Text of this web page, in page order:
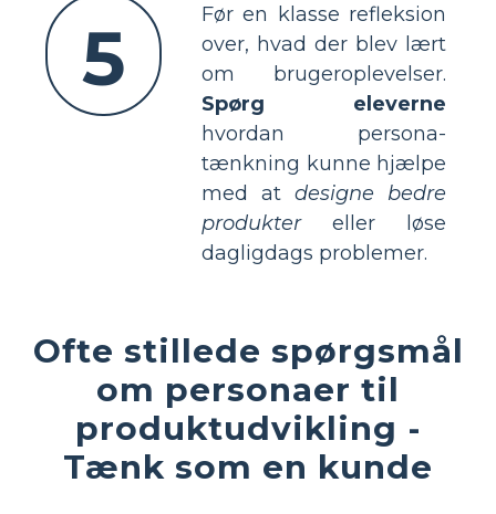
5
Før en klasse refleksion
over, hvad der blev lært
om brugeroplevelser.
Spørg eleverne
hvordan persona-
tænkning kunne hjælpe
med at designe bedre
produktereller løse
dagligdags problemer.
Ofte stillede spørgsmål
om personaer til
produktudvikling -
Tænk som en kunde